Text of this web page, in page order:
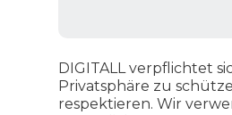
DIGITALL verpflichtet
Privatsphäre zu
respektieren. Wir